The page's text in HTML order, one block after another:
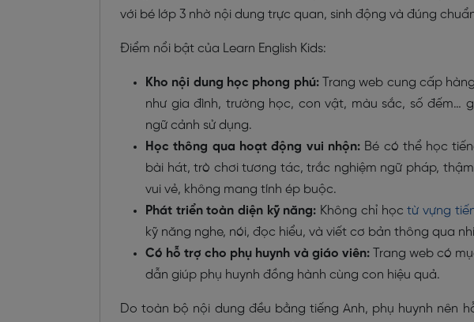
với bé lớp 3 nhờ nội dung trực quan, sinh động và đúng
Điểm nổi bật của Learn English Kids:
Kho nội dung học phong phú:Trang web cung cấp
như gia đình, trường học, con vật, màu sắc, số đếm…
ngữ cảnh sử dụng.
Học thông qua hoạt động vui nhộn:Bé có thể học
bài hát, trò chơi tương tác, trắc nghiệm ngữ pháp,
vui vẻ, không mang tính ép buộc.
Phát triển toàn diện kỹ năng: Không chỉ họctừ vựng
kỹ năng nghe, nói, đọc hiểu, và viết cơ bản thông qua
Có hỗ trợ cho phụ huynh và giáo viên:Trang web có
dẫn giúp phụ huynh đồng hành cùng con hiệu quả.
Do toàn bộ nội dung đều bằng tiếng Anh, phụ huynh nên